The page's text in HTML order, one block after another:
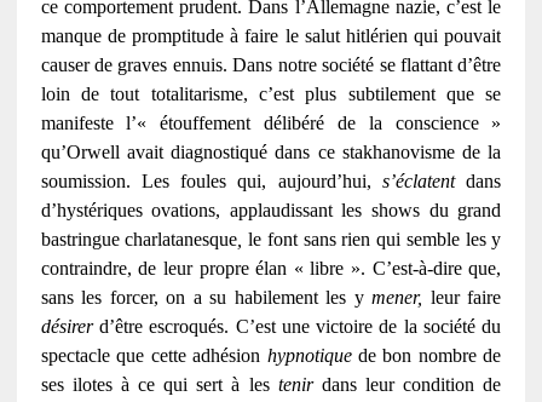
ce comportement prudent. Dans l’Allemagne nazie, c’est le
manque de promptitude à faire le salut hitlérien qui pouvait
causer de graves ennuis. Dans notre société se flattant d’être
loin de tout totalitarisme, c’est plus subtilement que se
manifeste l’« étouffement délibéré de la conscience »
qu’Orwell avait diagnostiqué dans ce stakhanovisme de la
soumission. Les foules qui, aujourd’hui,s’éclatentdans
d’hystériques ovations, applaudissant les shows du grand
bastringue charlatanesque le font sans rien qui semble les y
contraindre, de leur propre élan « libre ». C’est-à-dire que,
sans les forcer, on a su habilement les ymener, leur faire
désirerd’être escroqués. C’est une victoire de la société du
spectacle que cette adhésion hypnotiquede bon nombre de
ses ilotes à ce qui sert à les tenirdans leur condition de